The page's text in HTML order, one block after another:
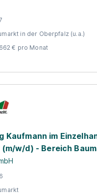
in der Oberpfalz (u.a.)
€ pro Monat
Kaufmann im
w/d) - Bereich